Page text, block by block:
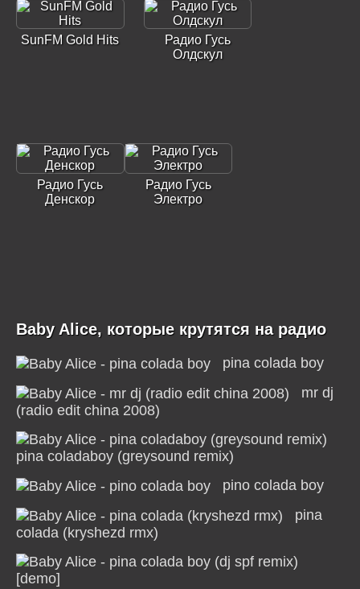
SunFM Gold Hits
Радио Гусь
Олдскул
Радио Гусь
Денскор
Радио Гусь
Электро
Baby Alice, которые крутятся на радио
pina colada boy
mr dj
(radio edit china 2008)
pina coladaboy (greysound remix)
pino colada boy
pina
colada (kryshezd rmx)